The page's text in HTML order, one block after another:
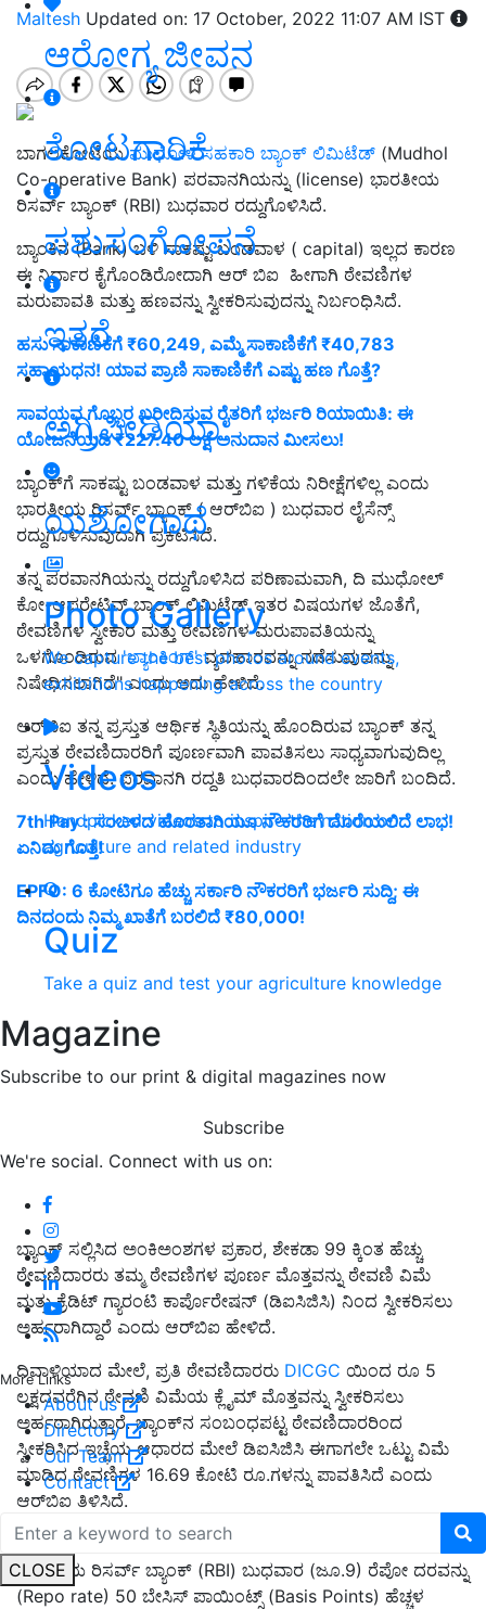
ಆರೋಗ್ಯ ಜೀವನ
ತೋಟಗಾರಿಕೆ
ಪಶುಸಂಗೋಪನೆ
ಇತರೆ
ಅಗ್ರಿಪೀಡಿಯಾ
ಯಶೋಗಾಥೆ
Photo Gallery
We capture the best photos around events,
exhibitions happening across the country
Videos
Handpicked videos to inspire the nation on
agriculture and related industry
Quiz
Take a quiz and test your agriculture knowledge
Magazine
Subscribe to our print & digital magazines now
Subscribe
We're social. Connect with us on:
More Links
About us
Directory
Our Team
Contact
CLOSE
Maltesh Updated on: 17 October, 2022 11:07 AM IST
ಬಾಗಲಕೋಟೆಯಮುಧೋಳ ಸಹಕಾರಿ ಬ್ಯಾಂಕ್ ಲಿಮಿಟೆಡ್ (Mudhol
Co-operative Bank) ಪರವಾನಗಿಯನ್ನು (license) ಭಾರತೀಯ
ರಿಸರ್ವ್ ಬ್ಯಾಂಕ್ (RBI) ಬುಧವಾರ ರದ್ದುಗೊಳಿಸಿದೆ.
ಬ್ಯಾಂಕಿನ (Bank) ಬಳಿ ಸಾಕಷ್ಟು ಬಂಡವಾಳ ( capital) ಇಲ್ಲದ ಕಾರಣ
ಈ ನಿರ್ಧಾರ ಕೈಗೊಂಡಿರೋದಾಗಿ ಆರ್ ಬಿಐ ಹೀಗಾಗಿ ಠೇವಣಿಗಳ
ಮರುಪಾವತಿ ಮತ್ತು ಹಣವನ್ನು ಸ್ವೀಕರಿಸುವುದನ್ನು ನಿರ್ಬಂಧಿಸಿದೆ.
ಹಸು ಸಾಕಾಣಿಕೆಗೆ ₹60,249, ಎಮ್ಮೆ ಸಾಕಾಣಿಕೆಗೆ ₹40,783
ಸಹಾಯಧನ! ಯಾವ ಪ್ರಾಣಿ ಸಾಕಾಣಿಕೆಗೆ ಎಷ್ಟು ಹಣ ಗೊತ್ತೆ?
ಸಾವಯವ ಗೊಬ್ಬರ ಖರೀದಿಸುವ ರೈತರಿಗೆ ಭರ್ಜರಿ ರಿಯಾಯಿತಿ: ಈ
ಯೋಜನೆಯಡಿ ₹227.40 ಲಕ್ಷ ಅನುದಾನ ಮೀಸಲು!
ಬ್ಯಾಂಕ್‌ಗೆ ಸಾಕಷ್ಟು ಬಂಡವಾಳ ಮತ್ತು ಗಳಿಕೆಯ ನಿರೀಕ್ಷೆಗಳಿಲ್ಲ ಎಂದು
ಭಾರತೀಯ ರಿಸರ್ವ್ ಬ್ಯಾಂಕ್ ( ಆರ್‌ಬಿಐ ) ಬುಧವಾರ ಲೈಸೆನ್ಸ್
ರದ್ದುಗೊಳಿಸುವುದಾಗಿ ಪ್ರಕಟಿಸಿದೆ.
ತನ್ನ ಪರವಾನಗಿಯನ್ನು ರದ್ದುಗೊಳಿಸಿದ ಪರಿಣಾಮವಾಗಿ, ದಿ ಮುಧೋಲ್
ಕೋ-ಆಪರೇಟಿವ್ ಬ್ಯಾಂಕ್ ಲಿಮಿಟೆಡ್ ಇತರ ವಿಷಯಗಳ ಜೊತೆಗೆ,
ಠೇವಣಿಗಳ ಸ್ವೀಕಾರ ಮತ್ತು ಠೇವಣಿಗಳ ಮರುಪಾವತಿಯನ್ನು
ಒಳಗೊಂಡಿರುವ'ಬ್ಯಾಂಕಿಂಗ್'ವ್ಯವಹಾರವನ್ನು ನಡೆಸುವುದನ್ನು
ನಿಷೇಧಿಸಲಾಗಿದೆ" ಎಂದು ಅದು ಹೇಳಿದೆ.
ಆರ್‌ಬಿಐ ತನ್ನ ಪ್ರಸ್ತುತ ಆರ್ಥಿಕ ಸ್ಥಿತಿಯನ್ನು ಹೊಂದಿರುವ ಬ್ಯಾಂಕ್ ತನ್ನ
ಪ್ರಸ್ತುತ ಠೇವಣಿದಾರರಿಗೆ ಪೂರ್ಣವಾಗಿ ಪಾವತಿಸಲು ಸಾಧ್ಯವಾಗುವುದಿಲ್ಲ
ಎಂದು ಹೇಳಿದೆ. ಪರವಾನಗಿ ರದ್ದತಿ ಬುಧವಾರದಿಂದಲೇ ಜಾರಿಗೆ ಬಂದಿದೆ.
7th Pay : ಸಂಬಳದ ಹೊರತಾಗಿಯೂ ನೌಕರರಿಗೆ ದೊರೆಯಲಿದೆ ಲಾಭ!
ಏನಿದು ಗೊತ್ತೆ!
EPFO: 6 ಕೋಟಿಗೂ ಹೆಚ್ಚು ಸರ್ಕಾರಿ ನೌಕರರಿಗೆ ಭರ್ಜರಿ ಸುದ್ದಿ; ಈ
ದಿನದಂದು ನಿಮ್ಮ ಖಾತೆಗೆ ಬರಲಿದೆ ₹80,000!
ಬ್ಯಾಂಕ್ ಸಲ್ಲಿಸಿದ ಅಂಕಿಅಂಶಗಳ ಪ್ರಕಾರ, ಶೇಕಡಾ 99 ಕ್ಕಿಂತ ಹೆಚ್ಚು
ಠೇವಣಿದಾರರು ತಮ್ಮ ಠೇವಣಿಗಳ ಪೂರ್ಣ ಮೊತ್ತವನ್ನು ಠೇವಣಿ ವಿಮೆ
ಮತ್ತು ಕ್ರೆಡಿಟ್ ಗ್ಯಾರಂಟಿ ಕಾರ್ಪೊರೇಷನ್ (ಡಿಐಸಿಜಿಸಿ) ನಿಂದ ಸ್ವೀಕರಿಸಲು
ಅರ್ಹರಾಗಿದ್ದಾರೆ ಎಂದು ಆರ್‌ಬಿಐ ಹೇಳಿದೆ.
ದಿವಾಳಿಯಾದ ಮೇಲೆ, ಪ್ರತಿ ಠೇವಣಿದಾರರು DICGC ಯಿಂದ ರೂ 5
ಲಕ್ಷದವರೆಗಿನ ಠೇವಣಿ ವಿಮೆಯ ಕ್ಲೈಮ್ ಮೊತ್ತವನ್ನು ಸ್ವೀಕರಿಸಲು
ಅರ್ಹರಾಗಿರುತ್ತಾರೆ. ಬ್ಯಾಂಕ್‌ನ ಸಂಬಂಧಪಟ್ಟ ಠೇವಣಿದಾರರಿಂದ
ಸ್ವೀಕರಿಸಿದ ಇಚ್ಛೆಯ ಆಧಾರದ ಮೇಲೆ ಡಿಐಸಿಜಿಸಿ ಈಗಾಗಲೇ ಒಟ್ಟು ವಿಮೆ
ಮಾಡಿದ ಠೇವಣಿಗಳ 16.69 ಕೋಟಿ ರೂ.ಗಳನ್ನು ಪಾವತಿಸಿದೆ ಎಂದು
ಆರ್‌ಬಿಐ ತಿಳಿಸಿದೆ.
ರೆಪೋ ದರ ಏರಿಕೆ
ಭಾರತೀಯ ರಿಸರ್ವ್ ಬ್ಯಾಂಕ್ (RBI) ಬುಧವಾರ (ಜೂ.9) ರೆಪೋ ದರವನ್ನು
(Repo rate) 50 ಬೇಸಿಸ್ ಪಾಯಿಂಟ್ಸ್ (Basis Points) ಹೆಚ್ಚಳ